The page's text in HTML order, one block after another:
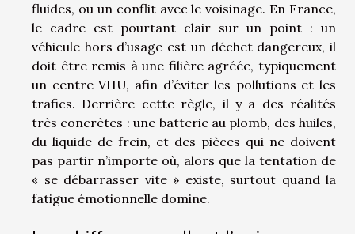
fluides, ou un conflit avec le voisinage. En France,
le cadre est pourtant clair sur un point : un
véhicule hors d’usage est un déchet dangereux, il
doit être remis à une filière agréée, typiquement
un centre VHU, afin d’éviter les pollutions et les
trafics. Derrière cette règle, il y a des réalités
très concrètes : une batterie au plomb, des huiles,
du liquide de frein, et des pièces qui ne doivent
pas partir n’importe où, alors que la tentation de
« se débarrasser vite » existe, surtout quand la
fatigue émotionnelle domine.